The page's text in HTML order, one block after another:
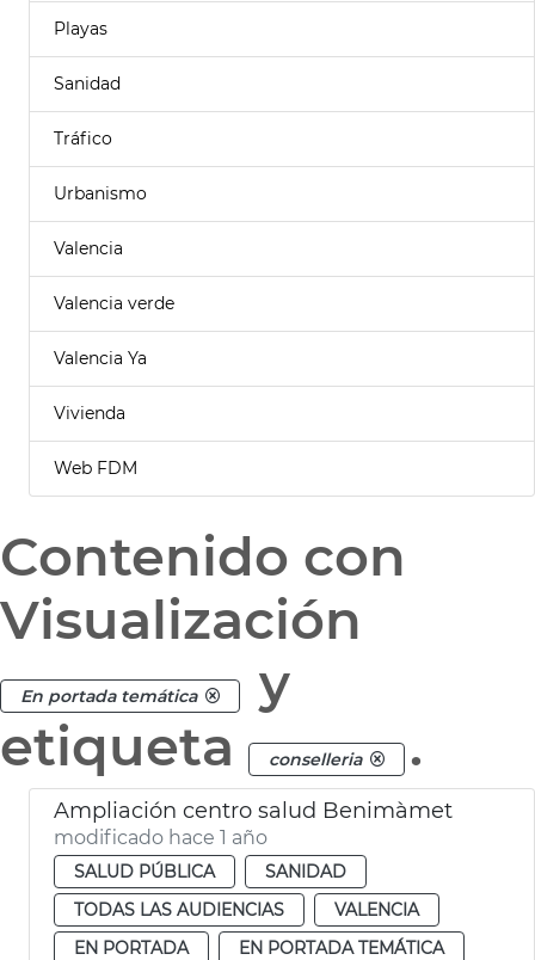
Playas
Sanidad
Tráfico
Urbanismo
Valencia
Valencia verde
Valencia Ya
Vivienda
Web FDM
Contenido con
Visualización
En portada temática
y
etiqueta
conselleria .
Ampliación centro salud Benimàmet
modificado hace 1 año
SALUD PÚBLICA
SANIDAD
TODAS LAS AUDIENCIAS
VALENCIA
EN PORTADA
EN PORTADA TEMÁTICA